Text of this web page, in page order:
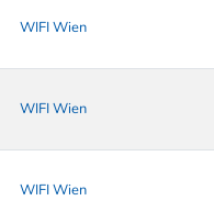
WIFI Wien
WIFI Wien
WIFI Wien